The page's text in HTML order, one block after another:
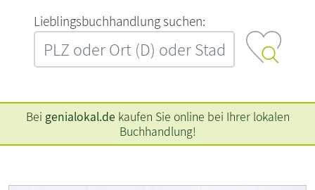
L‍i‍e‍b‍l‍i‍n‍g‍s‍b‍u‍c‍h‍h‍a‍n‍d‍l‍u‍n‍g‍ ‍s‍u‍c‍h‍e‍n‍:‍
Bei genialokal.de kaufen Sie online bei Ihrer lokalen
Buchhandlung!